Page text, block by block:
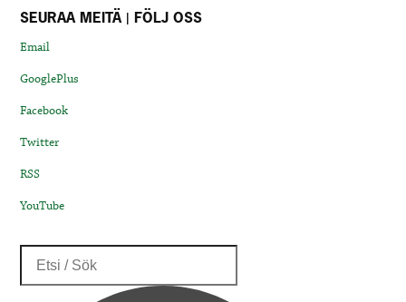
SEURAA MEITÄ | FÖLJ OSS
Email
GooglePlus
Facebook
Twitter
RSS
YouTube